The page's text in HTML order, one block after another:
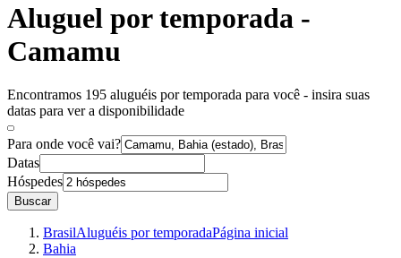
Aluguel por temporada -
Camamu
Encontramos 195 aluguéis por temporada para você - insira suas
datas para ver a disponibilidade
Para onde você vai?
Datas
Hóspedes
Buscar
BrasilAluguéis por temporadaPágina inicial
Bahia